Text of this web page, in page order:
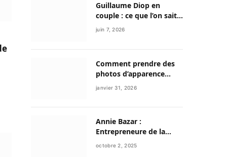
Guillaume Diop en
couple : ce que l’on sait
vraiment de sa vie
sentimentale et de son
juin 7, 2026
Comment prendre des
photos d’apparence
professionnelle avec
votre smartphone ?
janvier 31, 2026
Annie Bazar :
Entrepreneure de la
mode circulaire et figure
émergente
octobre 2, 2025